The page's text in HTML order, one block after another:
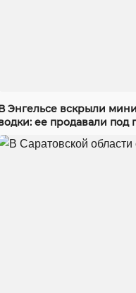
Энгельсе вскрыли
ее продавали